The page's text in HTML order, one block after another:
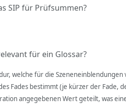
SIP für Prüfsummen?
für ein Glossar?
welche für die
Fades bestimmt (je kürzer der Fade,
angegebenen Wert geteilt, was